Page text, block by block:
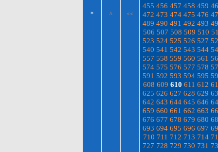
* ^ <<
455 456 457 458 459
472 473 474 475 476
489 490 491 492 493
506 507 508 509 510
523 524 525 526 527
540 541 542 543 544
557 558 559 560 561
574 575 576 577 578
591 592 593 594 595
608 609 610 611 612
625 626 627 628 629
642 643 644 645 646
659 660 661 662 663
676 677 678 679 680
693 694 695 696 697
710 711 712 713 714
727 728 729 730 731